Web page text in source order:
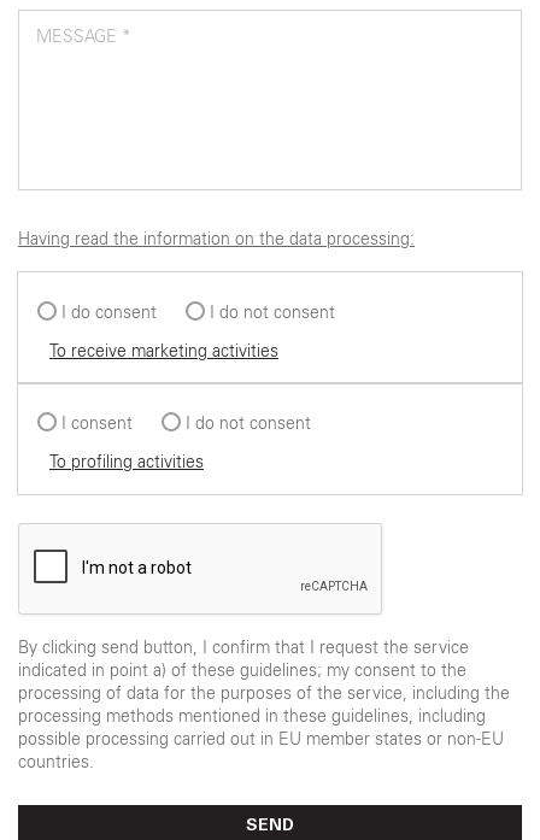
MESSAGE *
Having read the information on the data processing:
I do consent
I do not consent
To receive marketing activities
I consent
I do not consent
To profiling activities
By clicking send button, I confirm that I request the service
indicated in point a) of these guidelines; my consent to the
processing of data for the purposes of the service, including the
processing methods mentioned in these guidelines, including
possible processing carried out in EU member states or non-EU
countries.
SEND